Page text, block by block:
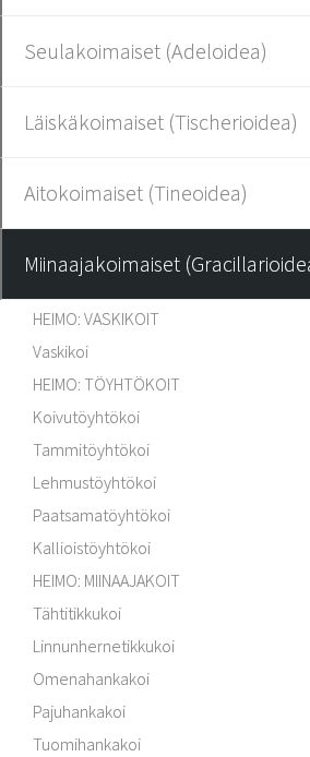
Seulakoimaiset (Adeloidea)
Läiskäkoimaiset (Tischerioidea)
Aitokoimaiset (Tineoidea)
Miinaajakoimaiset
HEIMO: VASKIKOIT
Vaskikoi
HEIMO: TÖYHTÖKOIT
Koivutöyhtökoi
Tammitöyhtökoi
Lehmustöyhtökoi
Paatsamatöyhtökoi
Kallioistöyhtökoi
HEIMO: MIINAAJAKOIT
Tähtitikkukoi
Linnunhernetikkukoi
Omenahankakoi
Pajuhankakoi
Tuomihankakoi